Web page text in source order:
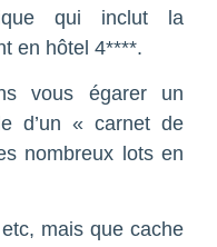
qui inclut la
en hôtel 4****.
vous égarer un
d’un « carnet de
nombreux lots en
mais que cache